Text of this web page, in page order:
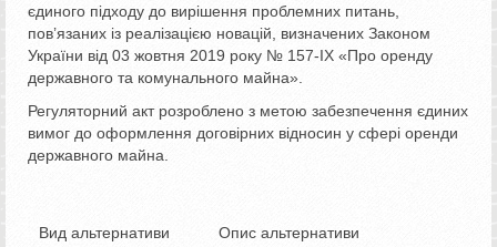
єдиного підходу до вирішення проблемних питань,
пов’язаних із реалізацією новацій, визначених Законом
України від 03 жовтня 2019 року № 157-ІХ «Про оренду
державного та комунального майна».
Регуляторний акт розроблено з метою забезпечення єдиних
вимог до оформлення договірних відносин у сфері оренди
державного майна.
Вид альтернативи Опис альтернативи